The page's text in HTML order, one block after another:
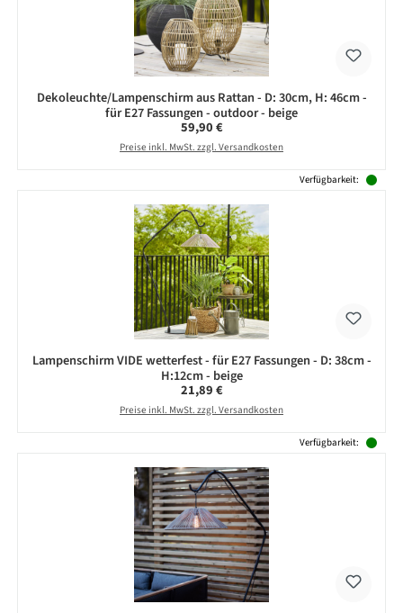
Dekoleuchte/Lampenschirm aus Rattan - D: 30cm, H: 46cm -
für E27 Fassungen - outdoor - beige
Regulärer Preis:
59,90 €
Preise inkl. MwSt. zzgl. Versandkosten
Verfügbarkeit:
Lampenschirm VIDE wetterfest - für E27 Fassungen - D: 38cm -
H:12cm - beige
Regulärer Preis:
21,89 €
Preise inkl. MwSt. zzgl. Versandkosten
Verfügbarkeit: